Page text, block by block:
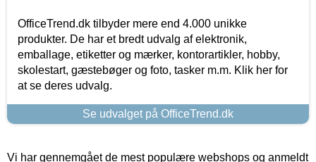
OfficeTrend.dk tilbyder mere end 4.000 unikke
produkter. De har et bredt udvalg af elektronik,
emballage, etiketter og mærker, kontorartikler, hobby,
skolestart, gæstebøger og foto, tasker m.m. Klik her for
at se deres udvalg.
Se udvalget på OfficeTrend.dk
Vi har gennemgået de mest populære webshops og anmeldt